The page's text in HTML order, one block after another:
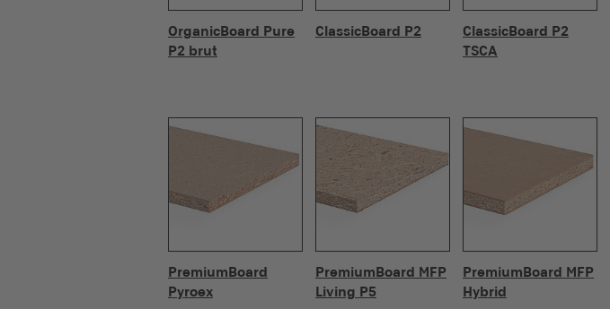
OrganicBoard Pure
P2 brut
ClassicBoard P2
ClassicBoard P2
TSCA
PremiumBoard
Pyroex
PremiumBoard MFP
Living P5
PremiumBoard MFP
Hybrid